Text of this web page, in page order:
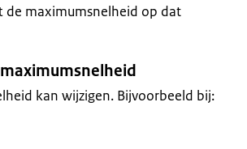
de maximumsnelheid op dat
kan wijzigen. Bijvoorbeeld bij: